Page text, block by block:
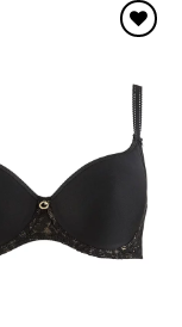
önskelistan